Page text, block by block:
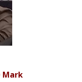
Mark